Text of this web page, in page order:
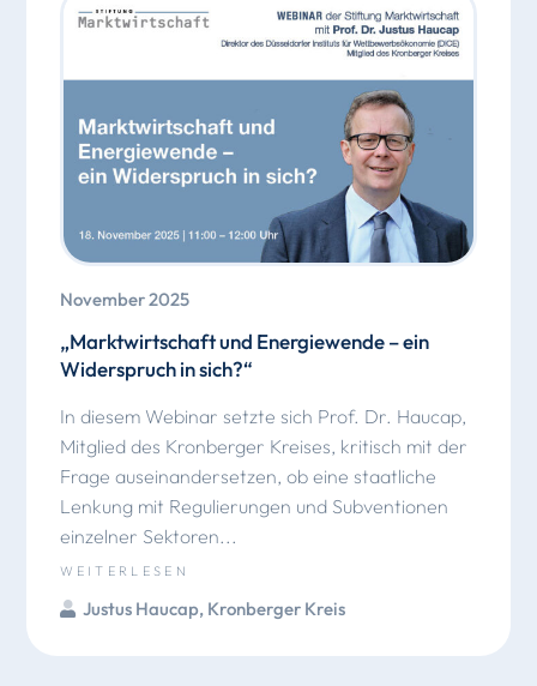
November 2025
„Marktwirtschaft und Energiewende – ein
Widerspruch in sich?“
In diesem Webinar setzte sich Prof. Dr. Haucap,
Mitglied des Kronberger Kreises, kritisch mit der
Frage auseinandersetzen, ob eine staatliche
Lenkung mit Regulierungen und Subventionen
einzelner Sektoren...
WEITERLESEN
Justus Haucap, Kronberger Kreis